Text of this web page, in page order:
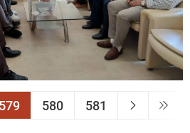
579 580 581